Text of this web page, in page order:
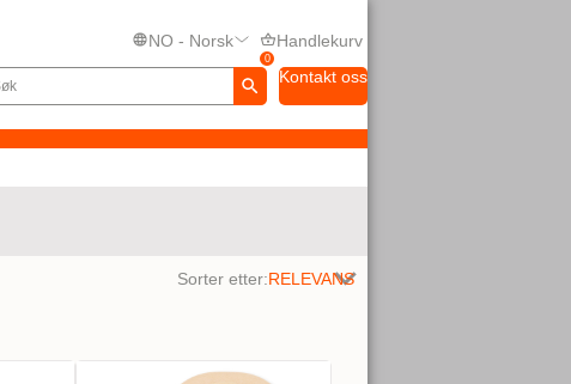
NO - Norsk
0
Handlekurv
Kontakt oss
Sorter etter: